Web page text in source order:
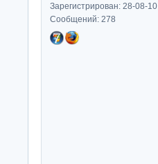
Зарегистрирован: 28-08-10
Сообщений: 278